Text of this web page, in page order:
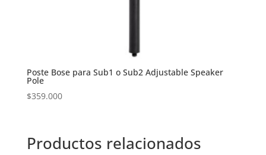
Poste Bose para Sub1 o Sub2 Adjustable Speaker
Pole
$359.000
Productos relacionados